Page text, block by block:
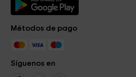
Métodos de pago
Síguenos en